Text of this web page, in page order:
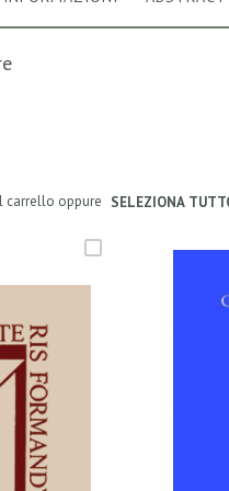
carrello oppure SELEZIONA